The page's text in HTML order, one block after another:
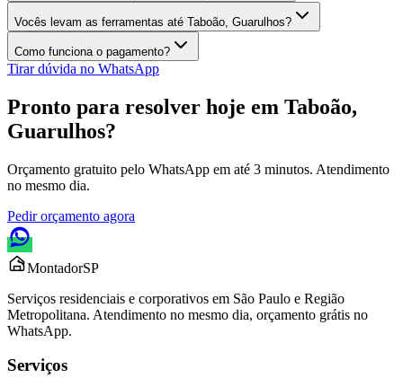
Vocês levam as ferramentas até Taboão, Guarulhos?
Como funciona o pagamento?
Tirar dúvida no WhatsApp
Pronto para resolver hoje em Taboão,
Guarulhos?
Orçamento gratuito pelo WhatsApp em até 3 minutos. Atendimento
no mesmo dia.
Pedir orçamento agora
MontadorSP
Serviços residenciais e corporativos em São Paulo e Região
Metropolitana. Atendimento no mesmo dia, orçamento grátis no
WhatsApp.
Serviços